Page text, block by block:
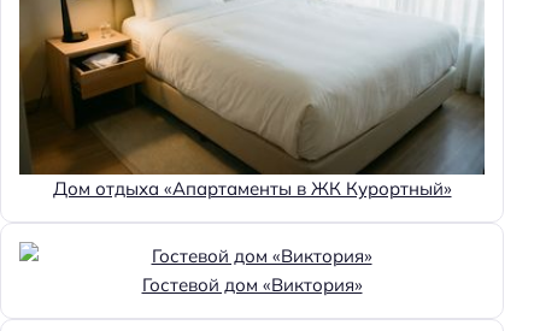
Дом отдыха «Апартаменты в ЖК Курортный»
Гостевой дом «Виктория»